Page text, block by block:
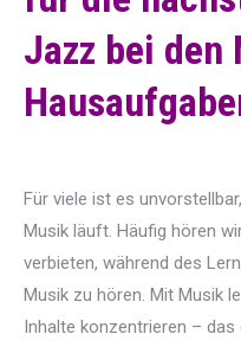
Jazz bei den
Für viele ist es
Musik läuft. Häufig hören
verbieten, während des
Musik zu hören. Mit Musik
Inhalte konzentrieren –